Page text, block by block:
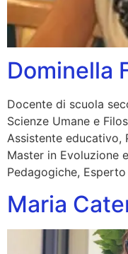
Dominella
Docente di scuola
Scienze Umane e
Assistente educativo,
Master in Evoluzione
Pedagogiche,
Maria